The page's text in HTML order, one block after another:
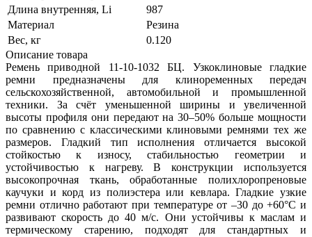
Длина внутренняя, Li
987
Материал
Резина
Вес, кг
0.120
Описание товара
Ремень приводной 11-10-1032 БЦ. Узкоклиновые гладкие
ремни предназначены для клиноременных передач
сельскохозяйственной, автомобильной и промышленной
техники. За счёт уменьшенной ширины и увеличенной
высоты профиля они передают на 30–50% больше мощности
по сравнению с классическими клиновыми ремнями тех же
размеров. Гладкий тип исполнения отличается высокой
стойкостью к износу, стабильностью геометрии и
устойчивостью к нагреву. В конструкции используется
высокопрочная ткань, обработанные полихлоропреновые
каучуки и корд из полиэстера или кевлара. Гладкие узкие
ремни отлично работают при температуре от –30 до +60°C и
развивают скорость до 40 м/с. Они устойчивы к маслам и
термическому старению, подходят для стандартных и